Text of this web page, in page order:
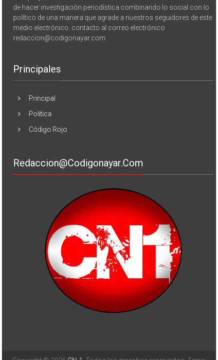
de hacer investigación periodística combinando lo social con lo
político de una manera que agrade a nuestros seguidores de este
medio electrónico. contacto al correo electrónico
redaccion@codigonayar.com
Principales
Principal
Política
Código Rojo
Redaccion@codigonayar.com